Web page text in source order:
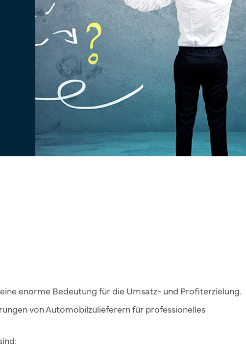
Sales Success Blog
Sales Check
Systemvergleich
FAQ
enorme Bedeutung für die Umsatz- und Profiterzielung.
von Automobilzulieferern für professionelles